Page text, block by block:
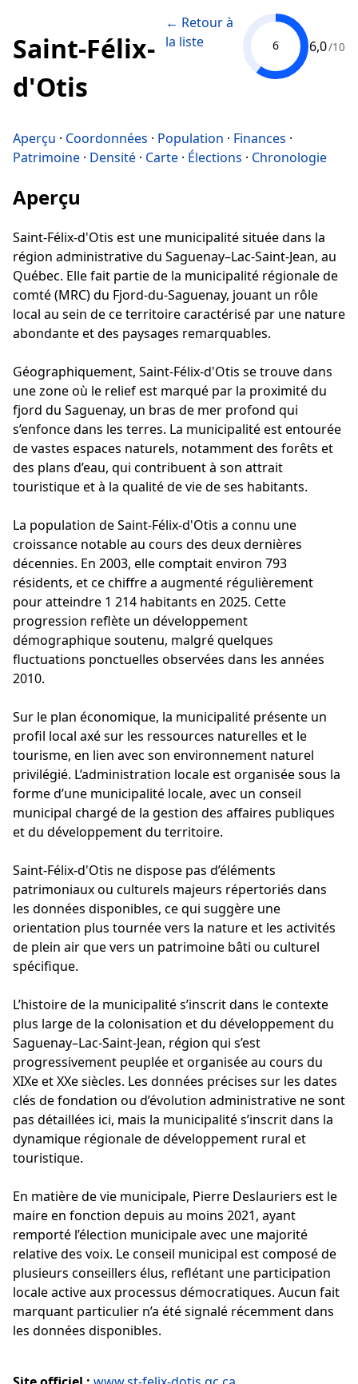
Saint-Félix-
d'Otis
← Retour à
la liste
6 6,0/10
Aperçu · Coordonnées · Population · Finances ·
Patrimoine · Densité · Carte · Élections · Chronologie
Aperçu
Saint-Félix-d'Otis est une municipalité située dans la
région administrative du Saguenay–Lac-Saint-Jean, au
Québec. Elle fait partie de la municipalité régionale de
comté (MRC) du Fjord-du-Saguenay, jouant un rôle
local au sein de ce territoire caractérisé par une nature
abondante et des paysages remarquables.
Géographiquement, Saint-Félix-d'Otis se trouve dans
une zone où le relief est marqué par la proximité du
fjord du Saguenay, un bras de mer profond qui
s’enfonce dans les terres. La municipalité est entourée
de vastes espaces naturels, notamment des forêts et
des plans d’eau, qui contribuent à son attrait
touristique et à la qualité de vie de ses habitants.
La population de Saint-Félix-d'Otis a connu une
croissance notable au cours des deux dernières
décennies. En 2003, elle comptait environ 793
résidents, et ce chiffre a augmenté régulièrement
pour atteindre 1 214 habitants en 2025. Cette
progression reflète un développement
démographique soutenu, malgré quelques
fluctuations ponctuelles observées dans les années
2010.
Sur le plan économique, la municipalité présente un
profil local axé sur les ressources naturelles et le
tourisme, en lien avec son environnement naturel
privilégié. L’administration locale est organisée sous la
forme d’une municipalité locale, avec un conseil
municipal chargé de la gestion des affaires publiques
et du développement du territoire.
Saint-Félix-d'Otis ne dispose pas d’éléments
patrimoniaux ou culturels majeurs répertoriés dans
les données disponibles, ce qui suggère une
orientation plus tournée vers la nature et les activités
de plein air que vers un patrimoine bâti ou culturel
spécifique.
L’histoire de la municipalité s’inscrit dans le contexte
plus large de la colonisation et du développement du
Saguenay–Lac-Saint-Jean, région qui s’est
progressivement peuplée et organisée au cours du
XIXe et XXe siècles. Les données précises sur les dates
clés de fondation ou d’évolution administrative ne sont
pas détaillées ici, mais la municipalité s’inscrit dans la
dynamique régionale de développement rural et
touristique.
En matière de vie municipale, Pierre Deslauriers est le
maire en fonction depuis au moins 2021, ayant
remporté l’élection municipale avec une majorité
relative des voix. Le conseil municipal est composé de
plusieurs conseillers élus, reflétant une participation
locale active aux processus démocratiques. Aucun fait
marquant particulier n’a été signalé récemment dans
les données disponibles.